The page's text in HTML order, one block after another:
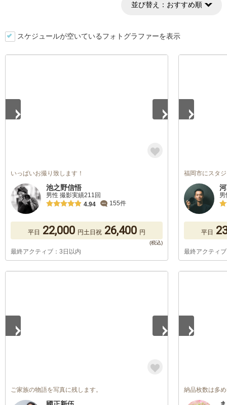
並び替え： おすすめ順
スケジュールが空いているフォトグラファーを表示
いっぱいお撮り致します！
池之野信悟
男性 撮影実績211回
4.94
155件
平日 22,000 円土日祝 26,400 円
最終アクティブ：3日以内
福岡市にスタ
平日
最終アクティ
ご家族の物語を写真に残します。 納品枚数は多